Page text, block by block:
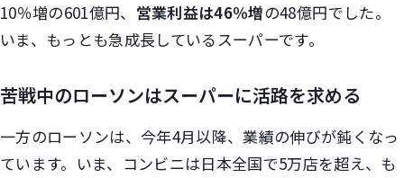
10％増の601億円、 営業利益は46％増の48億円でした。
いま、もっとも急成長しているスーパーです。
苦戦中のローソンはスーパーに活路を求める
一方のローソンは、今年4月以降、業績の伸びが鈍くなっ
ています。いま、コンビニは日本全国で5万店を超え、も